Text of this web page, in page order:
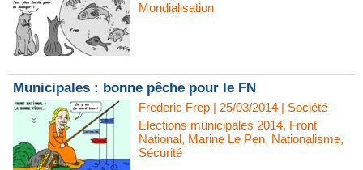
Mondialisation
Municipales : bonne pêche pour le FN
Frederic Frep | 25/03/2014 | Société
Elections municipales 2014, Front
National, Marine Le Pen, Nationalisme,
Sécurité